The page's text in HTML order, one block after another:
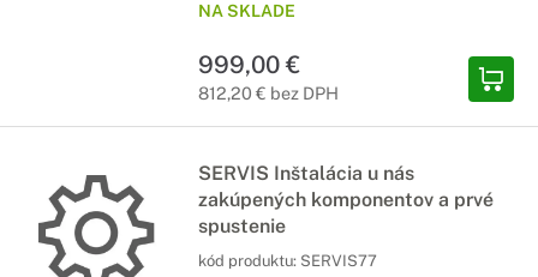
NA SKLADE
999,00 €
812,20 € bez DPH
SERVIS Inštalácia u nás
zakúpených komponentov a prvé
spustenie
kód produktu: SERVIS77